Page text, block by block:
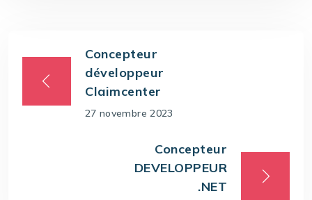
Concepteur
développeur
Claimcenter
27 novembre 2023
Concepteur
DEVELOPPEUR
.NET